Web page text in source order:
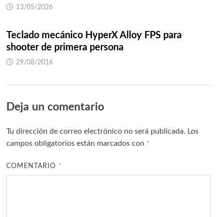
13/05/2026
Teclado mecánico HyperX Alloy FPS para
shooter de primera persona
29/08/2016
Deja un comentario
Tu dirección de correo electrónico no será publicada. Los
campos obligatorios están marcados con *
COMENTARIO *